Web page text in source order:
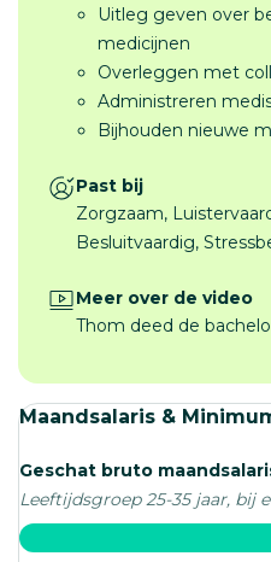
Uitleg geven over
medicijnen
Overleggen met
Administreren
Bijhouden nieuwe
Past bij
Zorgzaam,
Besluitvaardig,
Meer over de video
Thom deed de
Maandsalaris &
Geschat bruto
Leeftijdsgroep 25-35 jaar, bij